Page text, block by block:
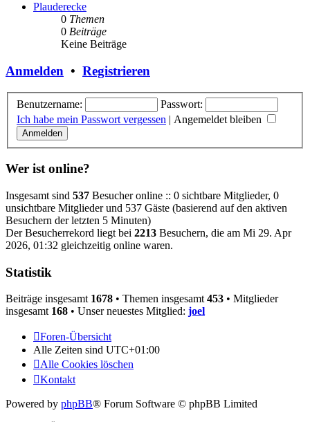
Plauderecke
0 Themen
0 Beiträge
Keine Beiträge
Anmelden • Registrieren
Benutzername:
Passwort:
Ich habe mein Passwort vergessen | Angemeldet bleiben
Wer ist online?
Insgesamt sind 537 Besucher online :: 0 sichtbare Mitglieder, 0
unsichtbare Mitglieder und 537 Gäste (basierend auf den aktiven
Besuchern der letzten 5 Minuten)
Der Besucherrekord liegt bei 2213 Besuchern, die am Mi 29. Apr
2026, 01:32 gleichzeitig online waren.
Statistik
Beiträge insgesamt 1678 • Themen insgesamt 453 • Mitglieder
insgesamt 168 • Unser neuestes Mitglied: joel
Foren-Übersicht
Alle Zeiten sind UTC+01:00
Alle Cookies löschen
Kontakt
Powered by phpBB® Forum Software © phpBB Limited